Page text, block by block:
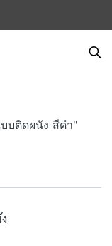
บติดผนัง สีดำ"